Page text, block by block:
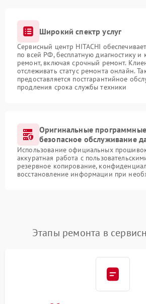
Широкий спектр услуг
Сервисный центр HITACHI
по всей РФ, бесплатную диагностику и
ремонт, включая срочный ремонт.
отслеживать статус ремонта онлайн.
предоставляется постгарантийное
продления срока службы техники
Оригинальные
безопасное обслуживание
Использование официальных
аккуратная работа с
резервное копирование,
восстановление информации при
Этапы ремонта в